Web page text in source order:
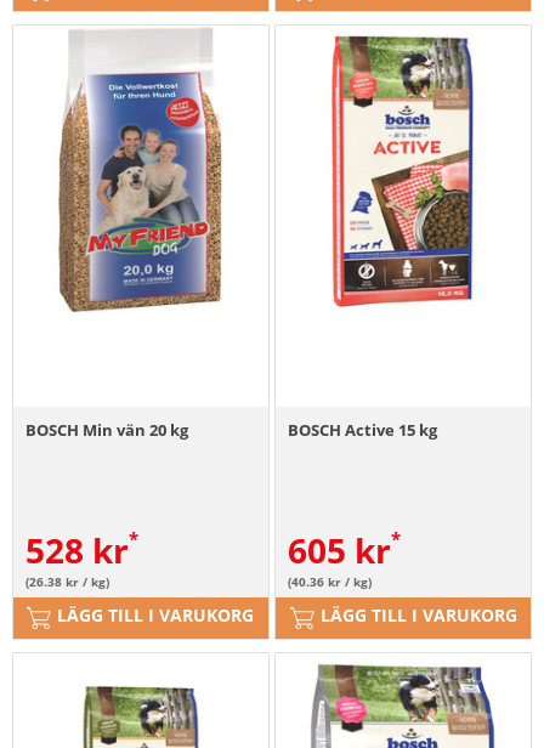
BOSCH Min vän 20 kg
528 kr
(26.38 kr / kg)
LÄGG TILL I VARUKORG
BOSCH Active 15 kg
605 kr
(40.36 kr / kg)
LÄGG TILL I VARUKORG